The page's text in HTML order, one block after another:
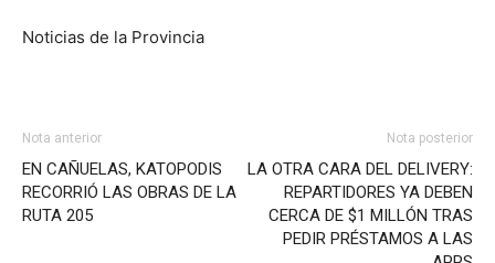
Noticias de la Provincia
Nota anterior
EN CAÑUELAS, KATOPODIS
RECORRIÓ LAS OBRAS DE LA
RUTA 205
Nota posterior
LA OTRA CARA DEL DELIVERY:
REPARTIDORES YA DEBEN
CERCA DE $1 MILLÓN TRAS
PEDIR PRÉSTAMOS A LAS